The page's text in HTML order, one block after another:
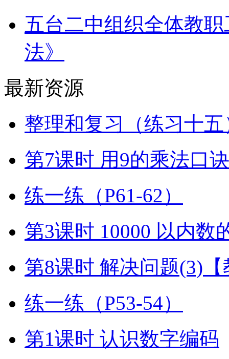
五台二中组织全体教
法》
最新资源
整理和复习（练习十五
第7课时 用9的乘法口
练一练（P61-62）
第3课时 10000 以内数
第8课时 解决问题(3)
练一练（P53-54）
第1课时 认识数字编码